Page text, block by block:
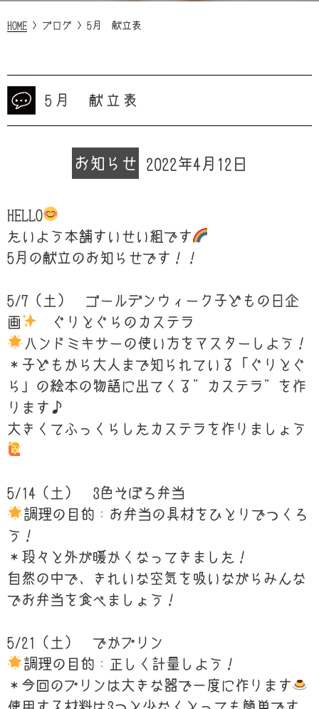
HOME > ブログ > 5月 献立表
5月 献立表
お知らせ 2022年4月12日
HELLO
たいよう本舗すいせい組です
5月の献立のお知らせです！！
5/7（土） ゴールデンウィーク子どもの日企
画
ぐりとぐらのカステラ
ハンドミキサーの使い方をマスターしよう！
＊子どもから大人まで知られている「ぐりとぐ
ら」の絵本の物語に出てくる”カステラ”を作
ります♪
大きくてふっくらしたカステラを作りましょう
5/14（土） 3色そぼろ弁当
調理の目的：お弁当の具材をひとりでつくろ
う！
＊段々と外が暖かくなってきました！
自然の中で、きれいな空気を吸いながらみんな
でお弁当を食べましょう！
5/21（土） でかプリン
調理の目的：正しく計量しよう！
＊今回のプリンは大きな器で一度に作ります
使用する材料は3つと少なくとっても簡単です